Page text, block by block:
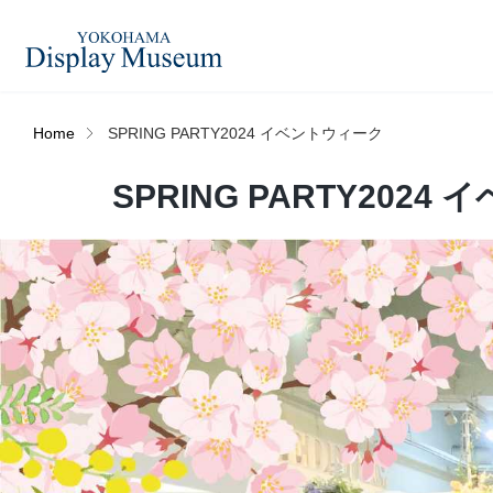
ルフラワー）
フェイクグ
プリザーブドフラワー ドライフラ
ラッピング・梱包資材
ディスプレ
ベルティキ
その他 アウトレッ
ログイン・会員登録
オンラインストア
リンク
JDCA(ディスプレイスクール)
Home SPRING PARTY2024 イベントウィーク
SPRING PARTY2024 イ